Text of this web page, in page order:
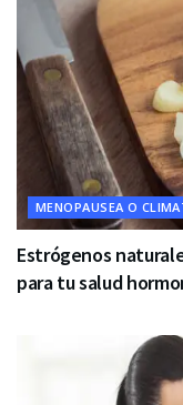
MENOPAUSEA O
Estrógenos
para tu salud